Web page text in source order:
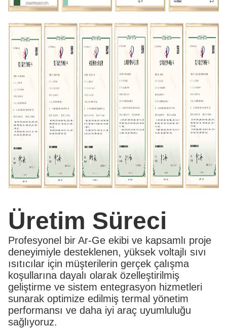
Üretim Süreci
Profesyonel bir Ar-Ge ekibi ve kapsamlı proje
deneyimiyle desteklenen, yüksek voltajlı sıvı
ısıtıcılar için müşterilerin gerçek çalışma
koşullarına dayalı olarak özelleştirilmiş
geliştirme ve sistem entegrasyon hizmetleri
sunarak optimize edilmiş termal yönetim
performansı ve daha iyi araç uyumluluğu
sağlıyoruz.